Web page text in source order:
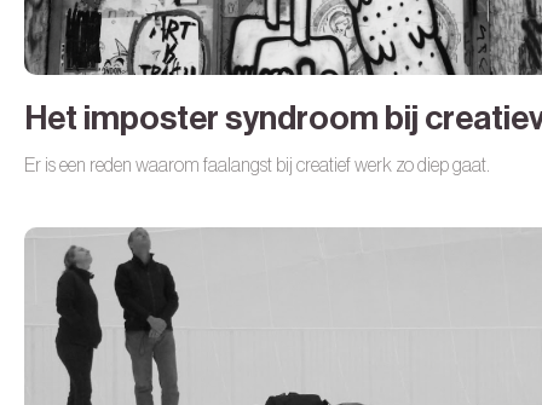
Het imposter syndroom bij
Er is een reden waarom faalangst bij creatief werk zo diep gaat.